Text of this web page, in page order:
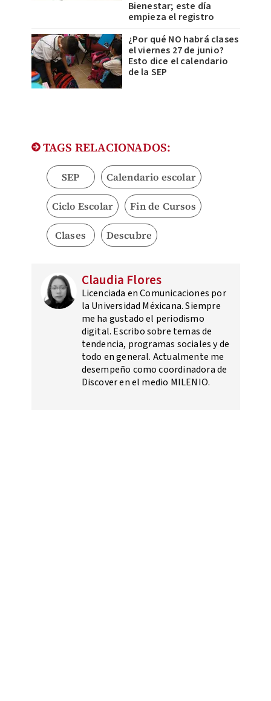
Bienestar; este día
empieza el registro
¿Por qué NO habrá clases
el viernes 27 de junio?
Esto dice el calendario
de la SEP
TAGS RELACIONADOS:
SEP Calendario escolar
Ciclo Escolar Fin de Cursos
Clases Descubre
Claudia Flores
Licenciada en Comunicaciones por
la Universidad Méxicana. Siempre
me ha gustado el periodismo
digital. Escribo sobre temas de
tendencia, programas sociales y de
todo en general. Actualmente me
desempeño como coordinadora de
Discover en el medio MILENIO.